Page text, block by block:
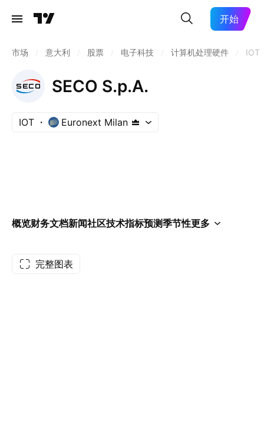
开始
市场 意大利 股票 电子科技 计算机处理硬件 IOT
SECO S.p.A.
IOT Euronext Milan
概览财务文档新闻社区技术指标预测季节性更多
完整图表